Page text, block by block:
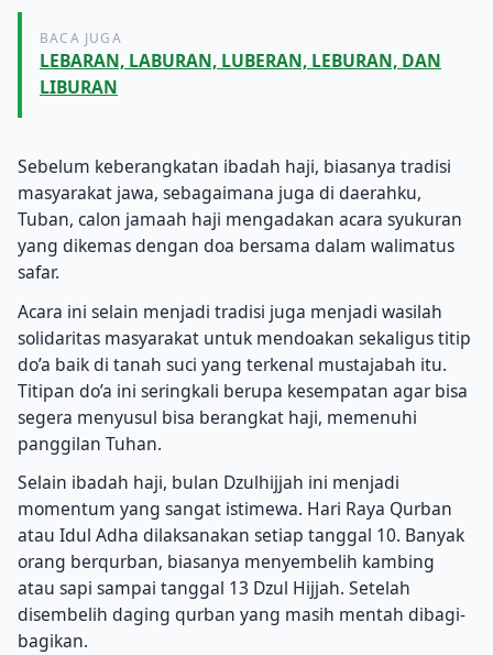
BACA JUGA
LEBARAN, LABURAN, LUBERAN, LEBURAN, DAN
LIBURAN
Sebelum keberangkatan ibadah haji, biasanya tradisi
masyarakat jawa, sebagaimana juga di daerahku,
Tuban, calon jamaah haji mengadakan acara syukuran
yang dikemas dengan doa bersama dalam walimatus
safar.
Acara ini selain menjadi tradisi juga menjadi wasilah
solidaritas masyarakat untuk mendoakan sekaligus titip
do’a baik di tanah suci yang terkenal mustajabah itu.
Titipan do’a ini seringkali berupa kesempatan agar bisa
segera menyusul bisa berangkat haji, memenuhi
panggilan Tuhan.
Selain ibadah haji, bulan Dzulhijjah ini menjadi
momentum yang sangat istimewa. Hari Raya Qurban
atau Idul Adha dilaksanakan setiap tanggal 10. Banyak
orang berqurban, biasanya menyembelih kambing
atau sapi sampai tanggal 13 Dzul Hijjah. Setelah
disembelih daging qurban yang masih mentah dibagi-
bagikan.